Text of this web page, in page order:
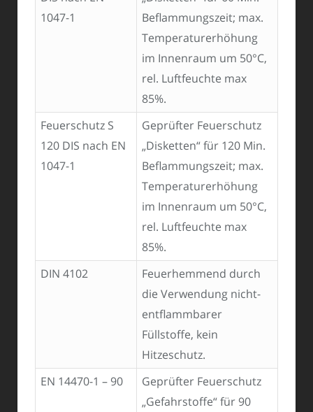
1047-1
Beflammungszeit; max.
Temperaturerhöhung
im Innenraum um 50°C,
rel. Luftfeuchte max
85%.
Feuerschutz S
120 DIS nach EN
1047-1
Geprüfter Feuerschutz
„Disketten“ für 120 Min.
Beflammungszeit; max.
Temperaturerhöhung
im Innenraum um 50°C,
rel. Luftfeuchte max
85%.
DIN 4102
Feuerhemmend durch
die Verwendung nicht-
entflammbarer
Füllstoffe, kein
Hitzeschutz.
EN 14470-1 – 90
Geprüfter Feuerschutz
„Gefahrstoffe“ für 90